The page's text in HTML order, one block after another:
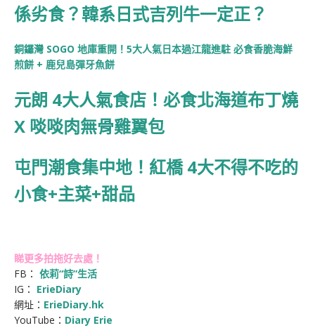
係劣食？韓系日式吉列牛一定正？
銅鑼灣 SOGO 地庫重開！5大人氣日本過江龍進駐 必食香脆海鮮
煎餅 + 鹿兒島彈牙魚餅
元朗 4大人氣食店！必食北海道布丁燒
X 啖啖肉無骨雞翼包
屯門潮食集中地！紅橋 4大不得不吃的
小食+主菜+甜品
睇更多拍拖好去處！
FB： 依莉“詩”生活
IG： ErieDiary
網址： ErieDiary.hk
YouTube： Diary Erie